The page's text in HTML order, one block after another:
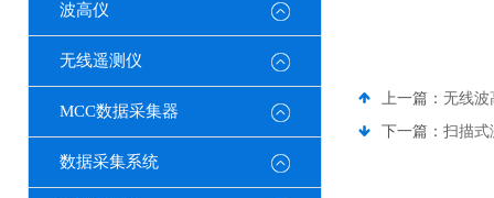
波高仪
无线遥测仪
MCC数据采集器
数据采集系统
上一篇： 无线波
下一篇： 扫描式